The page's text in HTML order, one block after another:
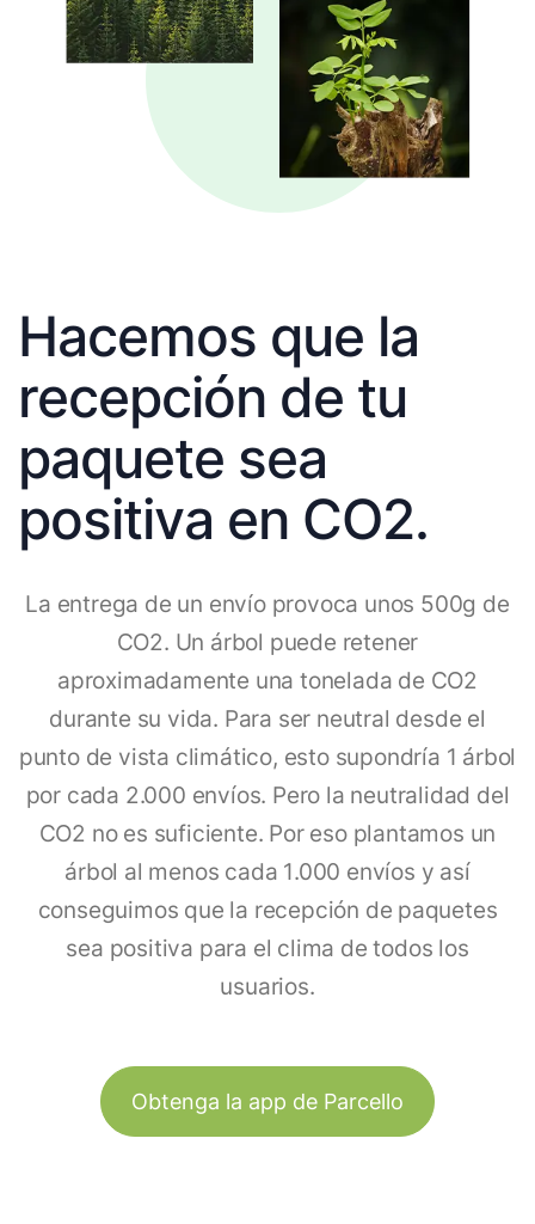
Hacemos que la
recepción de tu
paquete sea
positiva en CO2.
La entrega de un envío provoca unos 500g de
CO2. Un árbol puede retener
aproximadamente una tonelada de CO2
durante su vida. Para ser neutral desde el
punto de vista climático, esto supondría 1 árbol
por cada 2.000 envíos. Pero la neutralidad del
CO2 no es suficiente. Por eso plantamos un
árbol al menos cada 1.000 envíos y así
conseguimos que la recepción de paquetes
sea positiva para el clima de todos los
usuarios.
Obtenga la app de Parcello